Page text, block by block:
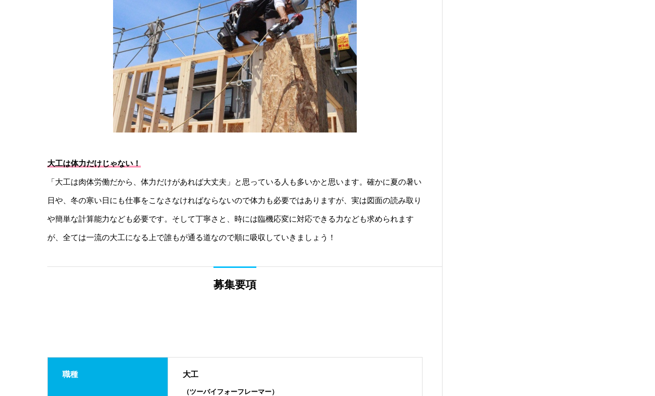
大工は体力だけじゃない！
「大工は肉体労働だから、体力だけがあれば大丈夫」と思っている人も多いかと思います。確かに夏の暑い
日や、冬の寒い日にも仕事をこなさなければならないので体力も必要ではありますが、実は図面の読み取り
や簡単な計算能力なども必要です。そして丁寧さと、時には臨機応変に対応できる力なども求められます
が、全ては一流の大工になる上で誰もが通る道なので順に吸収していきましょう！
募集要項
職種 大工
（ツーバイフォーフレーマー）